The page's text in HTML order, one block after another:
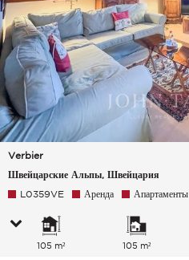
Verbier
Швейцарские Альпы, Швейцария
L0359VE Аренда Апартаменты
105 m² 105 m²